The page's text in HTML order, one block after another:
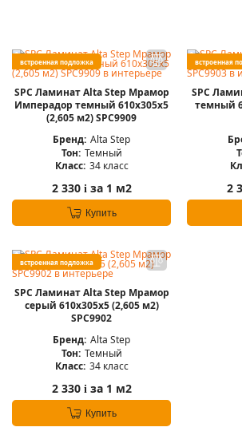
встроенная подложка
SPC Ламинат Alta Step Мрамор
Имперадор темный 610x305x5
(2,605 м2) SPC9909
Бренд: Alta Step
Тон: Темный
Класс: 34 класс
2 330 iза 1 м2
Купить
встроенная
SPC
темный
2
встроенная подложка
SPC Ламинат Alta Step Мрамор
серый 610x305x5 (2,605 м2)
SPC9902
Бренд: Alta Step
Тон: Темный
Класс: 34 класс
2 330 iза 1 м2
Купить